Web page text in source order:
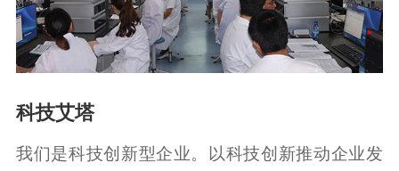
科技艾塔
我们是科技创新型企业。以科技创新推动企业发